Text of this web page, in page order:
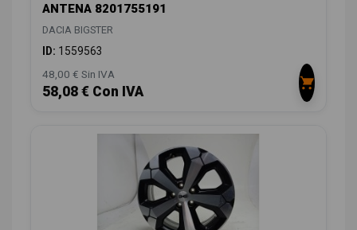
ANTENA 8201755191
DACIA BIGSTER
ID: 1559563
48,00 € Sin IVA
58,08 € Con IVA